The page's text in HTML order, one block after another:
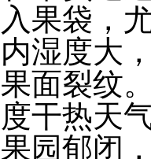
入果袋，
内湿度大
果面裂纹
度干热天
果园郁闭